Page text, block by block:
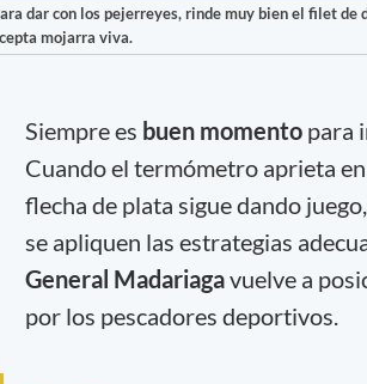
dar con los pejerreyes, rinde muy bien el filet
mojarra viva.
Siempre es buen momentopara
Cuando el termómetro aprieta
flecha de plata sigue dando
se apliquen las estrategias
General Madariagavuelve a
por los pescadores deportivos.